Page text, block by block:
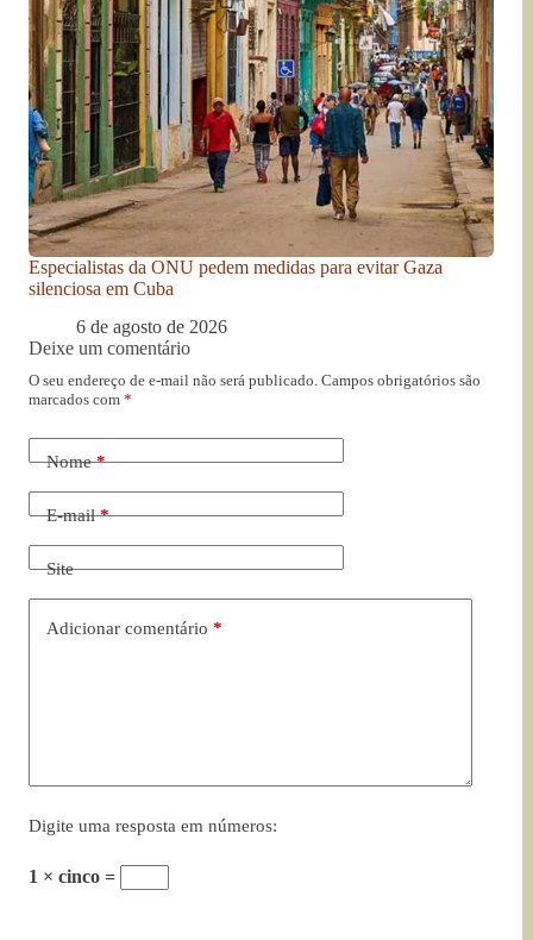
Especialistas da ONU pedem medidas para evitar Gaza
silenciosa em Cuba
6 de agosto de 2026
Deixe um comentário
O seu endereço de e-mail não será publicado. Campos obrigatórios são
marcados com *
Nome*
E-mail*
Site
Adicionar comentário *
Digite uma resposta em números:
1 × cinco =